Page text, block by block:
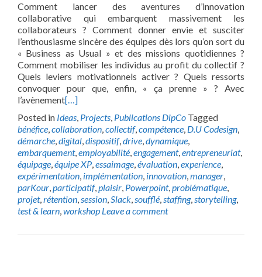
Comment lancer des aventures d’innovation
collaborative qui embarquent massivement les
collaborateurs ? Comment donner envie et susciter
l’enthousiasme sincère des équipes dès lors qu’on sort du
« Business as Usual » et des missions quotidiennes ?
Comment mobiliser les individus au profit du collectif ?
Quels leviers motivationnels activer ? Quels ressorts
convoquer pour que, enfin, « ça prenne » ? Avec
l’avènement[…]
Posted in Ideas, Projects, Publications DipCo Tagged
bénéfice,collaboration,collectif,compétence, D.U Codesign,
démarche,digital,dispositif,drive,dynamique,
embarquement,employabilité,engagement,entrepreneuriat,
équipage,équipe XP,essaimage,évaluation,experience,
expérimentation, implémentation, innovation,manager,
parKour,participatif,plaisir, Powerpoint,problématique,
projet,rétention,session,Slack,soufflé,staffing,storytelling,
test & learn,workshop Leave a comment